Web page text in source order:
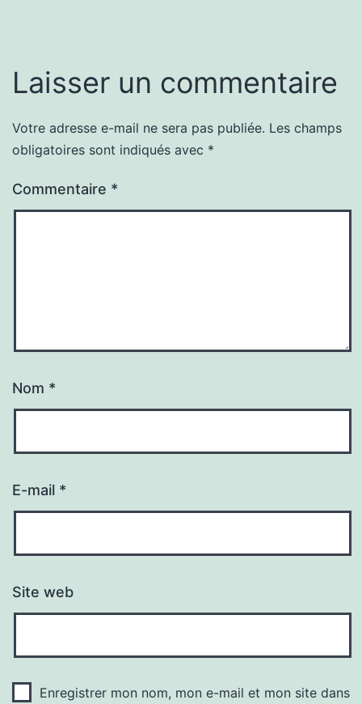
Laisser un commentaire
Votre adresse e-mail ne sera pas publiée. Les champs
obligatoires sont indiqués avec *
Commentaire *
Nom *
E-mail *
Site web
Enregistrer mon nom, mon e-mail et mon site dans